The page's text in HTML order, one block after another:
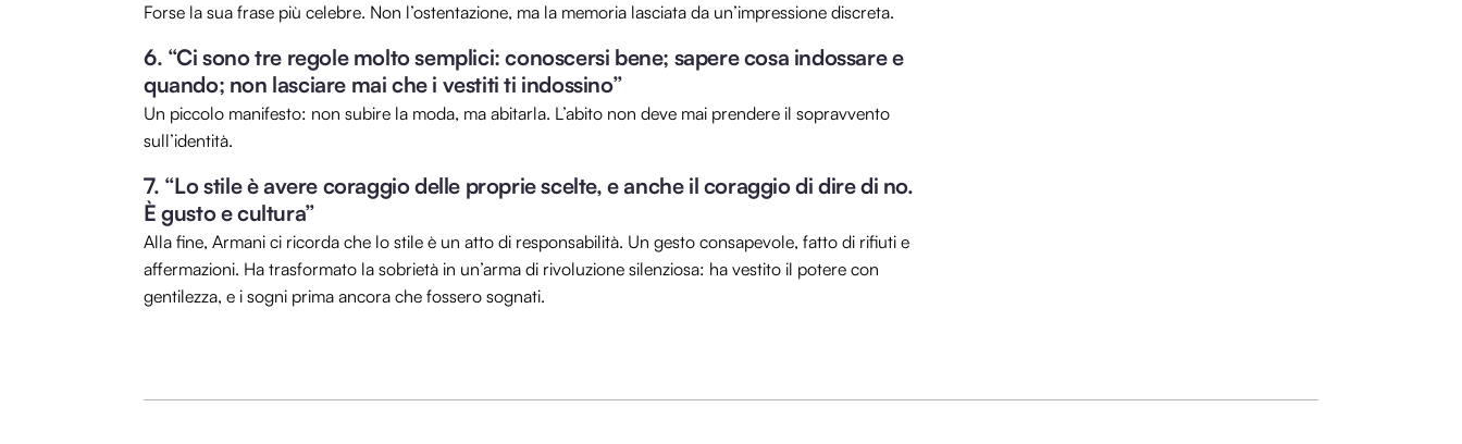
Forse la sua frase più celebre. Non l’ostentazione, ma la memoria lasciata da un’impressione discreta.
6. “Ci sono tre regole molto semplici: conoscersi bene; sapere cosa indossare e
quando; non lasciare mai che i vestiti ti indossino”
Un piccolo manifesto: non subire la moda, ma abitarla. L’abito non deve mai prendere il sopravvento
sull’identità.
7. “Lo stile è avere coraggio delle proprie scelte, e anche il coraggio di dire di no.
È gusto e cultura”
Alla fine, Armani ci ricorda che lo stile è un atto di responsabilità. Un gesto consapevole, fatto di rifiuti e
affermazioni. Ha trasformato la sobrietà in un’arma di rivoluzione silenziosa: ha vestito il potere con
gentilezza, e i sogni prima ancora che fossero sognati.